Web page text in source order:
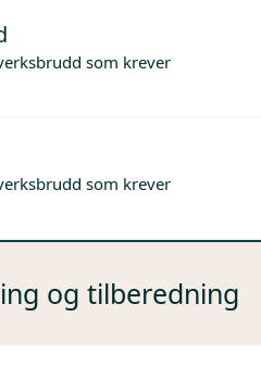
som krever
som krever
og tilberedning